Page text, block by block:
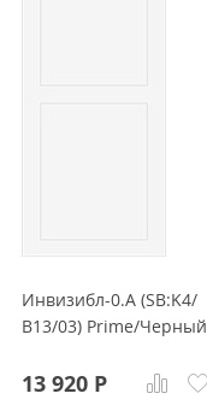
Инвизибл-0.А (SB:K4/
В13/03) Prime/Черный
13 920 Р